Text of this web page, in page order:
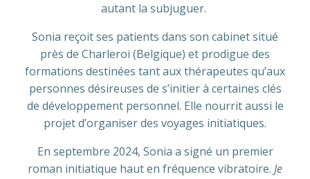
autant la subjuguer.
Sonia reçoit ses patients dans son cabinet situé
près de Charleroi (Belgique) et prodigue des
formations destinées tant aux thérapeutes qu’aux
personnes désireuses de s’initier à certaines clés
de développement personnel. Elle nourrit aussi le
projet d’organiser des voyages initiatiques.
En septembre 2024, Sonia a signé un premier
roman initiatique haut en fréquence vibratoire. Je